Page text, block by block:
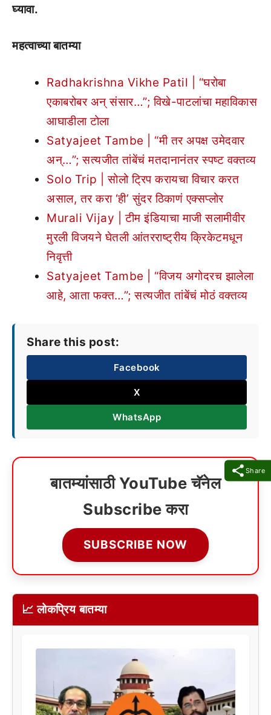
Share
घ्यावा.
महत्वाच्या बातम्या
Radhakrishna Vikhe Patil | “घरोबा
एकाबरोबर अन् संसार…”; विखे-पाटलांचा महाविकास
आघाडीला टोला
Satyajeet Tambe | “मी तर अपक्ष उमेदवार
अन्…”; सत्यजीत तांबेंचं मतदानानंतर स्पष्ट वक्तव्य
Solo Trip | सोलो ट्रिप करायचा विचार करत
असाल, तर करा ‘ही’ सुंदर ठिकाणं एक्सप्लोर
Murali Vijay | टीम इंडियाचा माजी सलामीवीर
मुरली विजयने घेतली आंतरराष्ट्रीय क्रिकेटमधून
निवृत्ती
Satyajeet Tambe | “विजय अगोदरच झालेला
आहे, आता फक्त…”; सत्यजीत तांबेंचं मोठं वक्तव्य
Share this post:
Facebook
X
WhatsApp
बातम्यांसाठी YouTube चॅनेल
Subscribe करा
SUBSCRIBE NOW
📈 लोकप्रिय बातम्या